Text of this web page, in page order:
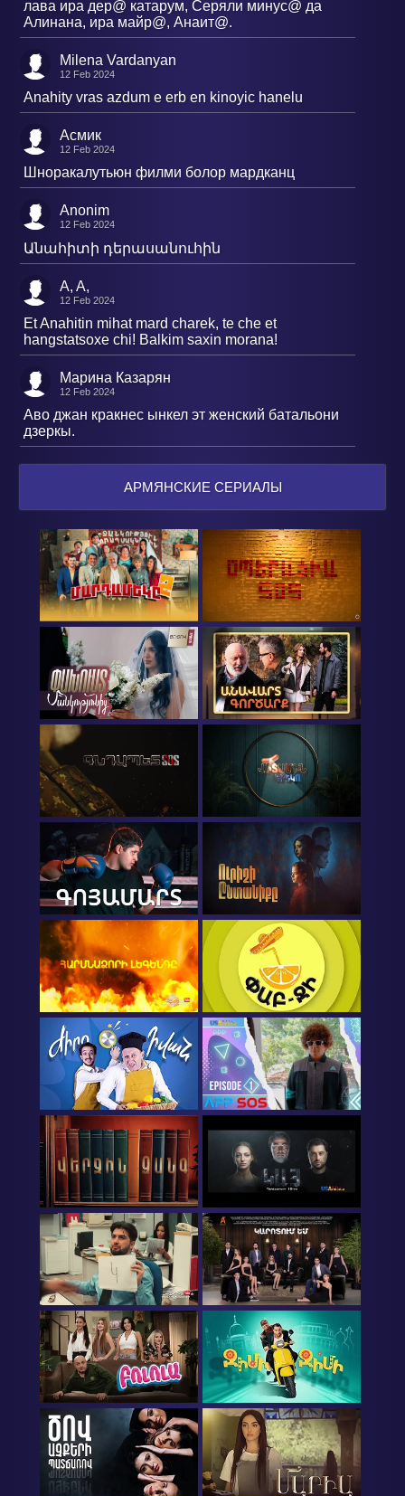
лава ира дер@ катарум, Серяли минус@ да
Алинана, ира майр@, Анаит@.
Milena Vardanyan
12 Feb 2024
Anahity vras azdum e erb en kinoyic hanelu
Асмик
12 Feb 2024
Шноракалутьюн филми болор мардканц
Anonim
12 Feb 2024
Անահիտի դերասանուհին
A, A,
12 Feb 2024
Et Anahitin mihat mard charek, te che et
hangstatsoxe chi! Balkim saxin morana!
Марина Казарян
12 Feb 2024
Аво джан кракнес ынкел эт женский батальони
дзеркы.
АРМЯНСКИЕ СЕРИАЛЫ